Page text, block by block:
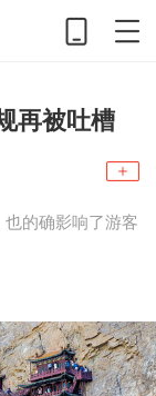
再被吐槽
也的确影响了游客